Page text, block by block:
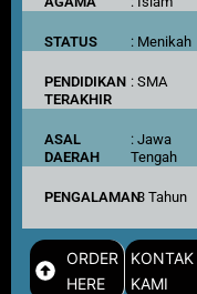
STATUS : Menikah
PENDIDIKAN
TERAKHIR
: SMA
ASAL
DAERAH
: Jawa
Tengah
PENGALAMAN: 3 Tahun
ORDER
HERE
KONTAK
KAMI